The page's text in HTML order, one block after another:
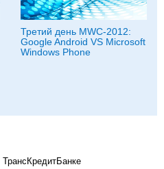
Третий день MWC-2012:
Google Android VS Microsoft
Windows Phone